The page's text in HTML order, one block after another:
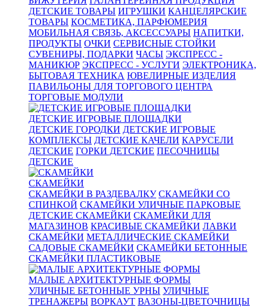
ДЕТСКИЕ ТОВАРЫ ИГРУШКИ КАНЦЕЛЯРСКИЕ
ТОВАРЫ КОСМЕТИКА, ПАРФЮМЕРИЯ
МОБИЛЬНАЯ СВЯЗЬ, АКСЕССУАРЫ НАПИТКИ,
ПРОДУКТЫ ОЧКИ СЕРВИСНЫЕ СТОЙКИ
СУВЕНИРЫ, ПОДАРКИ ЧАСЫ ЭКСПРЕСС -
МАНИКЮР ЭКСПРЕСС - УСЛУГИ ЭЛЕКТРОНИКА,
БЫТОВАЯ ТЕХНИКА ЮВЕЛИРНЫЕ ИЗДЕЛИЯ
ПАВИЛЬОНЫ ДЛЯ ТОРГОВОГО ЦЕНТРА
ТОРГОВЫЕ МОДУЛИ
ДЕТСКИЕ ИГРОВЫЕ ПЛОЩАДКИ
ДЕТСКИЕ ГОРОДКИ ДЕТСКИЕ ИГРОВЫЕ
КОМПЛЕКСЫ ДЕТСКИЕ КАЧЕЛИ КАРУСЕЛИ
ДЕТСКИЕ ГОРКИ ДЕТСКИЕ ПЕСОЧНИЦЫ
ДЕТСКИЕ
СКАМЕЙКИ
СКАМЕЙКИ В РАЗДЕВАЛКУ СКАМЕЙКИ СО
СПИНКОЙ СКАМЕЙКИ УЛИЧНЫЕ ПАРКОВЫЕ
ДЕТСКИЕ СКАМЕЙКИ СКАМЕЙКИ ДЛЯ
МАГАЗИНОВ КРАСИВЫЕ СКАМЕЙКИ ЛАВКИ
СКАМЕЙКИ МЕТАЛЛИЧЕСКИЕ СКАМЕЙКИ
САДОВЫЕ СКАМЕЙКИ СКАМЕЙКИ БЕТОННЫЕ
СКАМЕЙКИ ПЛАСТИКОВЫЕ
МАЛЫЕ АРХИТЕКТУРНЫЕ ФОРМЫ
УЛИЧНЫЕ БЕТОННЫЕ УРНЫ УЛИЧНЫЕ
ТРЕНАЖЕРЫ ВОРКАУТ ВАЗОНЫ-ЦВЕТОЧНИЦЫ